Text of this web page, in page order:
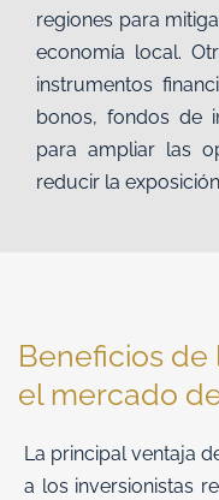
regiones para
economía local.
instrumentos
bonos, fondos de
para ampliar las
reducir la
Beneficios de
el mercado
La principal ventaja
a los inversionistas